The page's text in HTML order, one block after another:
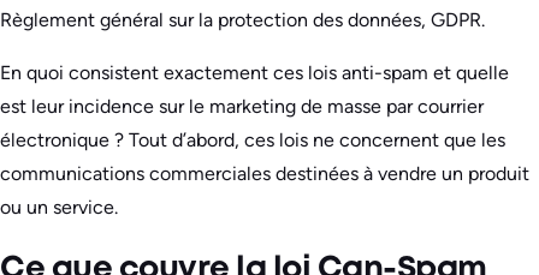
Règlement général sur la protection des données, GDPR.
En quoi consistent exactement ces lois anti-spam et quelle
est leur incidence sur le marketing de masse par courrier
électronique ? Tout d’abord, ces lois ne concernent que les
communications commerciales destinées à vendre un produit
ou un service.